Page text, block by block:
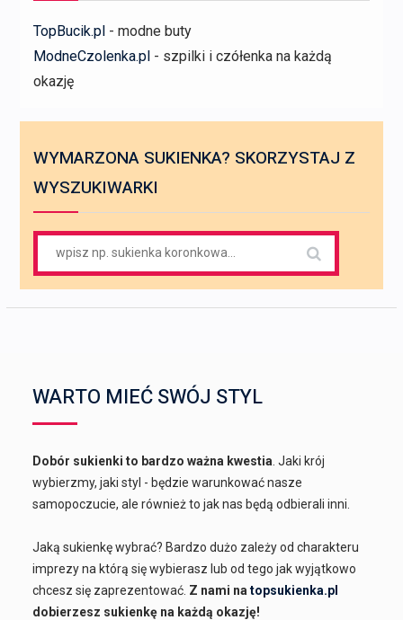
TopBucik.pl- modne buty
ModneCzolenka.pl- szpilki i czółenka na każdą
okazję
WYMARZONA SUKIENKA? SKORZYSTAJ Z
WYSZUKIWARKI
WARTO MIEĆ SWÓJ STYL
Dobór sukienki to bardzo ważna kwestia . Jaki krój
wybierzmy, jaki styl - będzie warunkować nasze
samopoczucie, ale również to jak nas będą odbierali inni.
Jaką sukienkę wybrać? Bardzo dużo zależy od charakteru
imprezy na którą się wybierasz lub od tego jak wyjątkowo
chcesz się zaprezentować. Z nami natopsukienka.pl
dobierzesz sukienkę na każdą okazję!